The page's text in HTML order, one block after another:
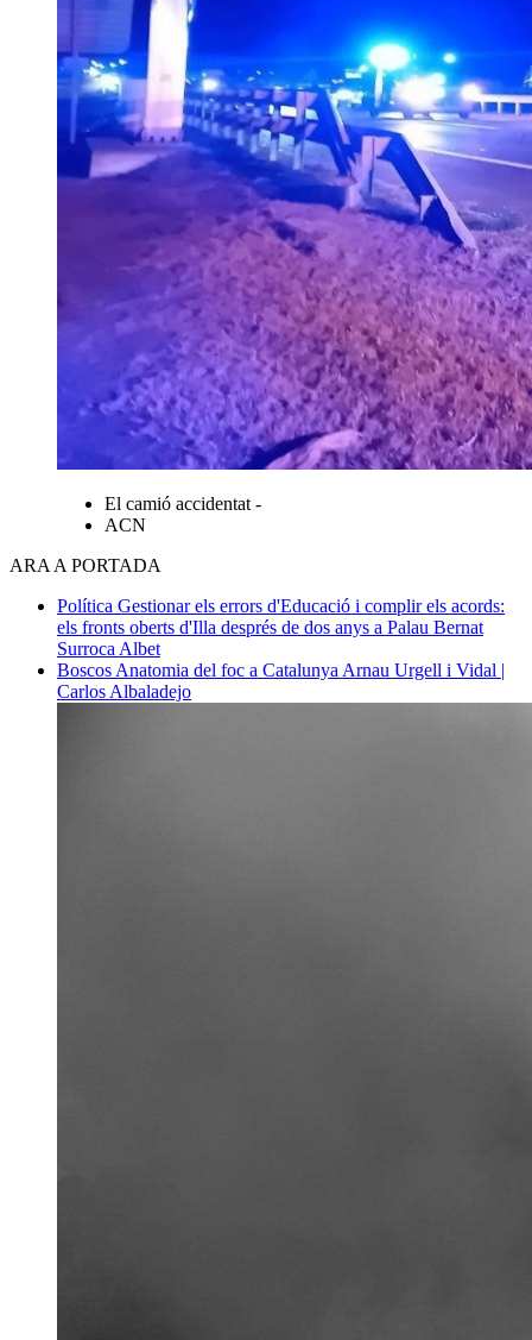
El camió accidentat -
ACN
ARA A PORTADA
Política Gestionar els errors d'Educació i complir els acords:
els fronts oberts d'Illa després de dos anys a Palau Bernat
Surroca Albet
Boscos Anatomia del foc a Catalunya Arnau Urgell i Vidal |
Carlos Albaladejo